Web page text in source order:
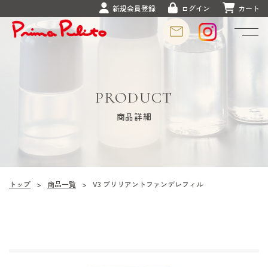
新規会員登録 ログイン カート
PRODUCT
商品詳細
トップ > 商品一覧 > V3 ブリリアントファンデレフィル